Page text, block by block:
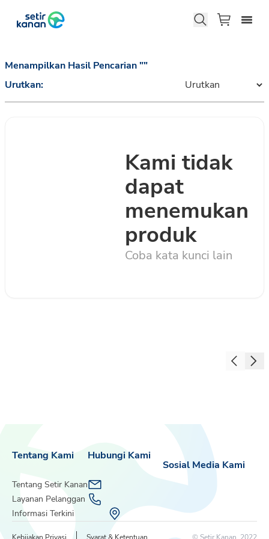
Menampilkan Hasil Pencarian""
Urutkan:
Kami tidak
dapat
menemukan
produk
Coba kata kunci lain
Tentang Kami
Tentang Setir Kanan
Layanan Pelanggan
Informasi Terkini
Sosial Media Kami
Hubungi Kami